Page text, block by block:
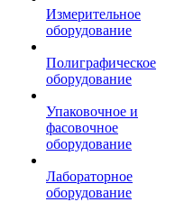
Измерительное
оборудование
Полиграфическое
оборудование
Упаковочное и
фасовочное
оборудование
Лабораторное
оборудование